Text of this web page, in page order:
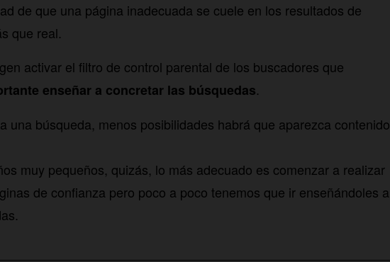
de que una página inadecuada se cuele en los resultados de
que real.
activar el filtro de control parental de los buscadores que
enseñar a concretar las búsquedas.
una búsqueda, menos posibilidades habrá que aparezca contenido
muy pequeños, quizás, lo más adecuado es comenzar a realizar
de confianza pero poco a poco tenemos que ir enseñándoles a